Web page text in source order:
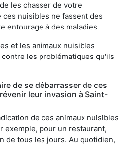
les chasser de votre
nuisibles ne fassent des
entourage à des maladies.
et les animaux nuisibles
les problématiques qu'ils
de se débarrasser de ces
leur invasion à Saint-
de ces animaux nuisibles
exemple, pour un restaurant,
de tous les jours. Au quotidien,